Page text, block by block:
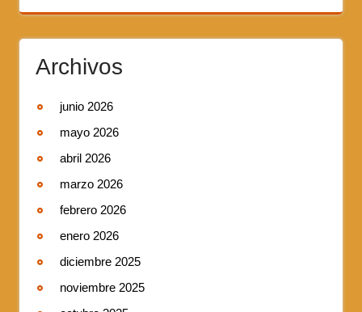
Archivos
junio 2026
mayo 2026
abril 2026
marzo 2026
febrero 2026
enero 2026
diciembre 2025
noviembre 2025